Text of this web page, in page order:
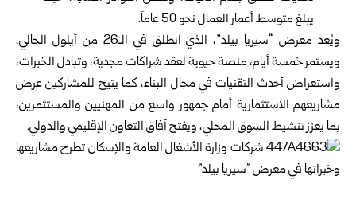
يبلغ متوسط أعمار العمال نحو 50 عاماً.
ويُعد معرض “سيريا بيلد”، الذي انطلق في الـ26 من أيلول الحالي،
ويستمر خمسة أيام، منصة حيوية لعقد شراكات مجدية، وتبادل الخبرات،
واستعراض أحدث التقنيات في مجال البناء، كما يتيح للمشاركين عرض
مشاريعهم الاستثمارية أمام جمهور واسع من المهنيين والمستثمرين،
بما يعزز تنشيط السوق المحلي، ويفتح آفاق التعاون الإقليمي والدولي.